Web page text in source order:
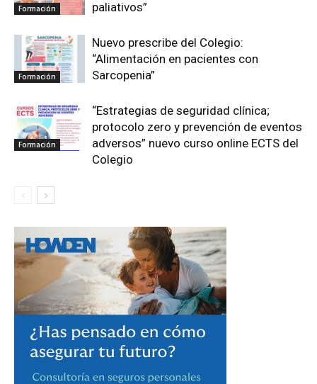
Formación paliativos”
Formación
Nuevo prescribe del Colegio:
“Alimentación en pacientes con
Sarcopenia”
Formación
“Estrategias de seguridad clínica;
protocolo zero y prevención de eventos
adversos” nuevo curso online ECTS del
Colegio